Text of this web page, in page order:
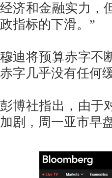
经济和金融实力，
政指标的下滑。”
穆迪将预算赤字不
赤字几乎没有任何
彭博社指出，由于
加剧，周一亚市早